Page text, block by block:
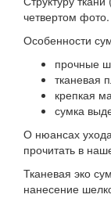
четвертом фото.
Особенности
прочные
тканевая
крепкая
сумка
О нюансах
прочитать в
Тканевая эко
нанесение